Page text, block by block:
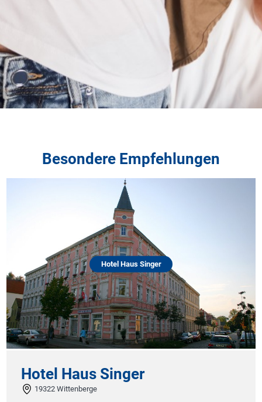
Besondere Empfehlungen
Hotel Haus Singer
Hotel Haus Singer
19322 Wittenberge